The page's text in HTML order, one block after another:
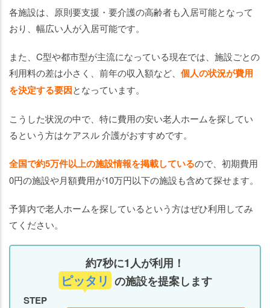
各施設は、原則要支援・要介護の高齢者も入居可能となって
おり、幅広い人が入居可能です。
また、C型や都市型が主流になっている現在では、施設ごとの
利用料の差は小さく、前年の収入額など、 個人の状況が費用
を決定する要因となっています。
こうした状況の中で、特に費用の安い老人ホームを探してい
るという方はケアスル 介護がおすすめです。
全国で約5万件以上の施設情報を掲載しているので、初期費用
0円の施設や月額費用が10万円以下の施設も含めて探せます。
予算内で老人ホームを探しているという方はぜひ利用してみ
てください。
約7秒に1人が利用！
ピッタリ の施設を提案します
STEP